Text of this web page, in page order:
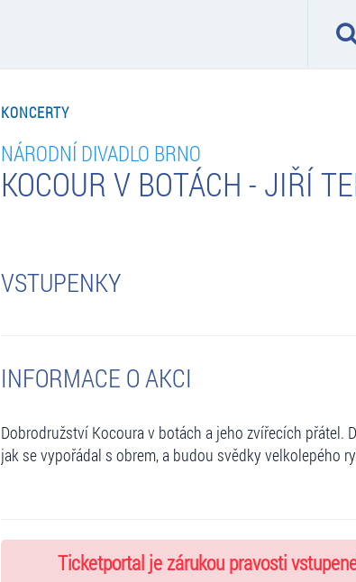
KONCERTY
NÁRODNÍ DIVADLO BRNO
KOCOUR V BOTÁCH - JIŘÍ
VSTUPENKY
INFORMACE O AKCI
Dobrodružství Kocoura v botách a jeho zvířecích přátel.
jak se vypořádal s obrem, a budou svědky velkolepého
Ticketportal je zárukou pravosti